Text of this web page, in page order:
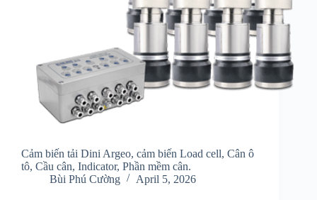
Cảm biến tải Dini Argeo, cảm biến Load cell, Cân ô
tô, Cầu cân, Indicator, Phần mềm cân.
Bùi Phú Cường
April 5, 2026